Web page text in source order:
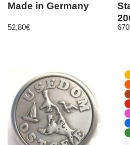
Made in Germany
52,80€